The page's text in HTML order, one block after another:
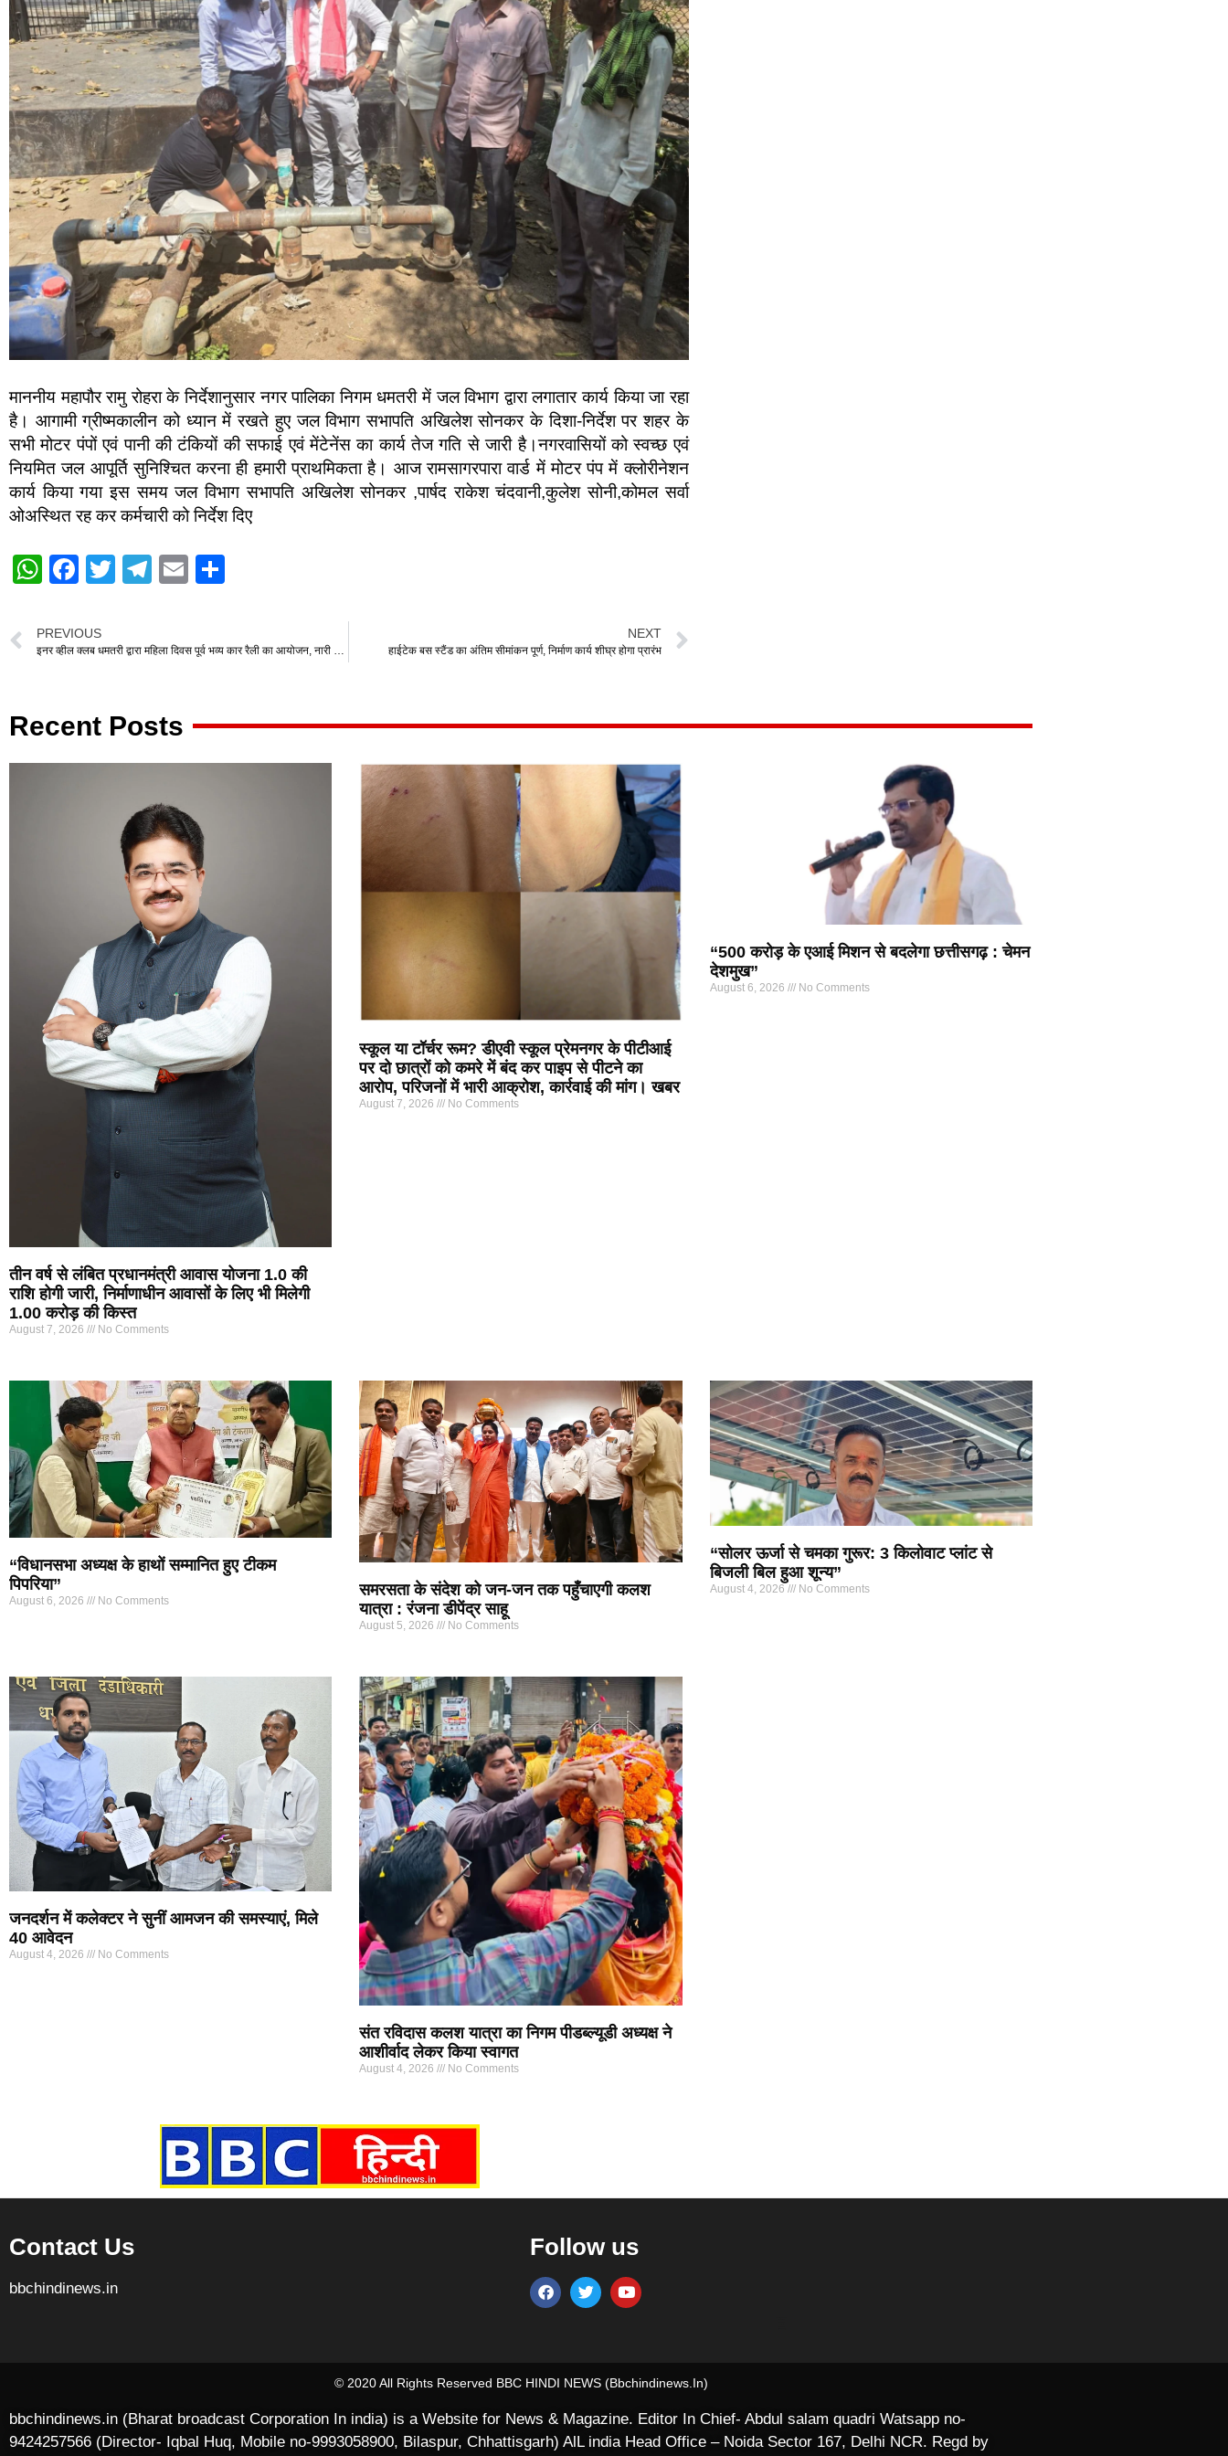
माननीय महापौर रामु रोहरा के निर्देशानुसार नगर पालिका निगम धमतरी में जल विभाग द्वारा लगातार कार्य किया जा रहा
है। आगामी ग्रीष्मकालीन को ध्यान में रखते हुए जल विभाग सभापति अखिलेश सोनकर के दिशा-निर्देश पर शहर के
सभी मोटर पंपों एवं पानी की टंकियों की सफाई एवं मेंटेनेंस का कार्य तेज गति से जारी है।नगरवासियों को स्वच्छ एवं
नियमित जल आपूर्ति सुनिश्चित करना ही हमारी प्राथमिकता है। आज रामसागरपारा वार्ड में मोटर पंप में क्लोरीनेशन
कार्य किया गया इस समय जल विभाग सभापति अखिलेश सोनकर ,पार्षद राकेश चंदवानी,कुलेश सोनी,कोमल सर्वा
ओअस्थित रह कर कर्मचारी को निर्देश दिए
W
at
s
p
p
F
c
e
o
o
k
T
er
T
gr
m
E
e
PREVIOUS
इनर व्हील क्लब धमतरी द्वारा महिला दिवस पूर्व भव्य कार रैली का आयोजन, नारी शक्ति उत्सव का दिया संदेश
NEXT
हाईटेक बस स्टैंड का अंतिम सीमांकन पूर्ण, निर्माण कार्य शीघ्र होगा प्रारंभ
Recent Posts
तीन वर्ष से लंबित प्रधानमंत्री आवास योजना 1.0 की
राशि होगी जारी, निर्माणाधीन आवासों के लिए भी मिलेगी
1.00 करोड़ की किस्त
August 7, 2026 No Comments
स्कूल या टॉर्चर रूम? डीएवी स्कूल प्रेमनगर के पीटीआई
पर दो छात्रों को कमरे में बंद कर पाइप से पीटने का
आरोप, परिजनों में भारी आक्रोश, कार्रवाई की मांग। खबर
August 7, 2026 No Comments
“500 करोड़ के एआई मिशन से बदलेगा छत्तीसगढ़ : चेमन
देशमुख”
August 6, 2026 No Comments
“विधानसभा अध्यक्ष के हाथों सम्मानित हुए टीकम
पिपरिया”
August 6, 2026 No Comments
समरसता के संदेश को जन-जन तक पहुँचाएगी कलश
यात्रा : रंजना डीपेंद्र साहू
August 5, 2026 No Comments
“सोलर ऊर्जा से चमका गुरूर: 3 किलोवाट प्लांट से
बिजली बिल हुआ शून्य”
August 4, 2026 No Comments
जनदर्शन में कलेक्टर ने सुनीं आमजन की समस्याएं, मिले
40 आवेदन
August 4, 2026 No Comments
संत रविदास कलश यात्रा का निगम पीडब्ल्यूडी अध्यक्ष ने
आशीर्वाद लेकर किया स्वागत
August 4, 2026 No Comments
Contact Us
bbchindinews.in
Follow us
© 2020 All Rights Reserved BBC HINDI NEWS (bbchindinews.in)
bbchindinews.in (Bharat broadcast Corporation In india) is a Website for News & Magazine. Editor In Chief- Abdul salam quadri Watsapp no-
9424257566 (Director- Iqbal Huq, Mobile no-9993058900, Bilaspur, Chhattisgarh) AlL india Head Office – Noida Sector 167, Delhi NCR. Regd by